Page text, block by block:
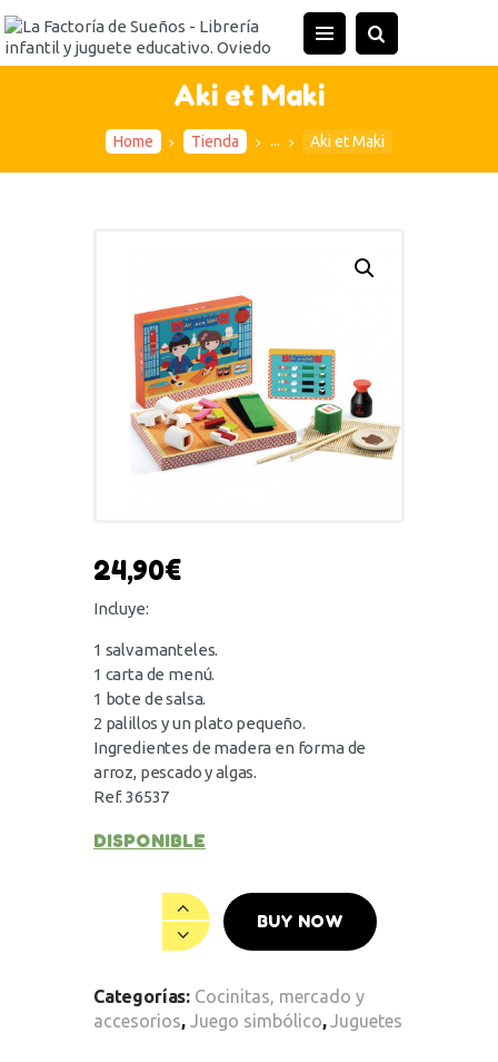
Aki et Maki
Home Tienda ... Aki et Maki
INICIO
ACTIVIDADES
24,90€
Incluye:
1 salvamanteles.
1 carta de menú.
1 bote de salsa.
2 palillos y un plato pequeño.
Ingredientes de madera en forma de
arroz, pescado y algas.
Ref. 36537
DISPONIBLE
BUY NOW
Categorías: Cocinitas, mercado y
accesorios, Juego simbólico,Juguetes